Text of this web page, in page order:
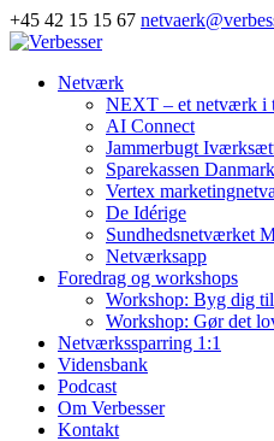
+45 42 15 15 67
Netværk
NEXT – et netværk i
AI Connect
Jammerbugt
Sparekassen
Vertex
De Idérige
Sundhedsnetværket
Netværksapp
Foredrag og workshops
Workshop: Byg dig
Workshop: Gør det
Netværkssparring 1:1
Vidensbank
Podcast
Om Verbesser
Kontakt